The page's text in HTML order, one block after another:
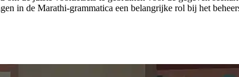
in de Marathi-grammatica een belangrijke rol bij het